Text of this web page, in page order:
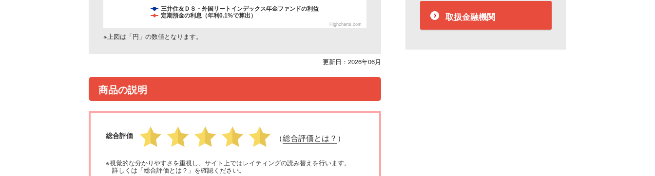
三井住友ＤＳ・外国リートインデックス年金ファンドの利益
定期預金の利息（年利0.1%で算出）
Highcharts.com
※上図は「円」の数値となります。
更新日：2026年06月
商品の説明
総合評価 （総合評価とは？ ）
※視覚的な分かりやすさを重視し、サイト上ではレイティングの読み替えを行います。
詳しくは「総合評価とは？」を確認ください。
取扱金融機関